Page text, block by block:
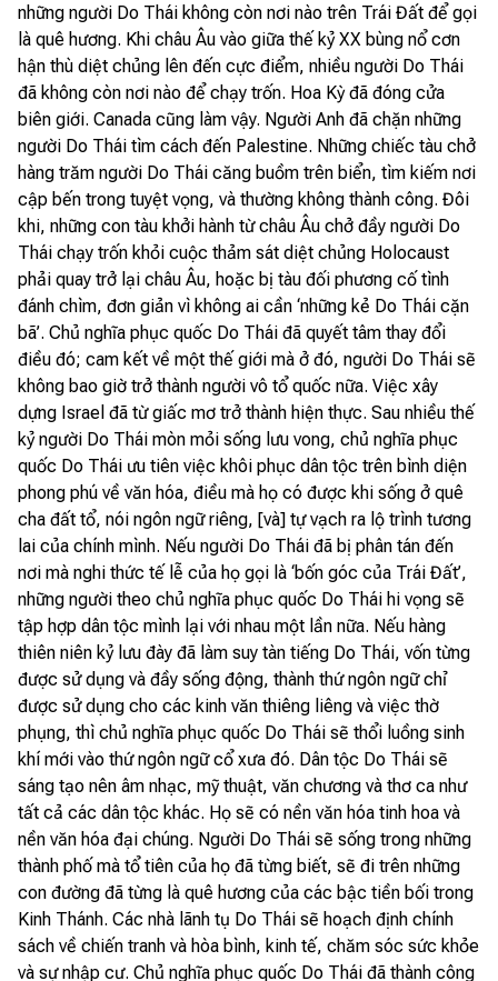
những người Do Thái không còn nơi nào trên Trái Đất để gọi
là quê hương. Khi châu Âu vào giữa thế kỷ XX bùng nổ cơn
hận thù diệt chủng lên đến cực điểm, nhiều người Do Thái
đã không còn nơi nào để chạy trốn. Hoa Kỳ đã đóng cửa
biên giới. Canada cũng làm vậy. Người Anh đã chặn những
người Do Thái tìm cách đến Palestine. Những chiếc tàu chở
hàng trăm người Do Thái căng buồm trên biển, tìm kiếm nơi
cập bến trong tuyệt vọng, và thường không thành công. Đôi
khi, những con tàu khởi hành từ châu Âu chở đầy người Do
Thái chạy trốn khỏi cuộc thảm sát diệt chủng Holocaust
phải quay trở lại châu Âu, hoặc bị tàu đối phương cố tình
đánh chìm, đơn giản vì không ai cần ‘những kẻ Do Thái cặn
bã’. Chủ nghĩa phục quốc Do Thái đã quyết tâm thay đổi
điều đó; cam kết về một thế giới mà ở đó, người Do Thái sẽ
không bao giờ trở thành người vô tổ quốc nữa. Việc xây
dựng Israel đã từ giấc mơ trở thành hiện thực. Sau nhiều thế
kỷ người Do Thái mòn mỏi sống lưu vong, chủ nghĩa phục
quốc Do Thái ưu tiên việc khôi phục dân tộc trên bình diện
phong phú về văn hóa, điều mà họ có được khi sống ở quê
cha đất tổ, nói ngôn ngữ riêng, [và] tự vạch ra lộ trình tương
lai của chính mình. Nếu người Do Thái đã bị phân tán đến
nơi mà nghi thức tế lễ của họ gọi là ‘bốn góc của Trái Đất’,
những người theo chủ nghĩa phục quốc Do Thái hi vọng sẽ
tập hợp dân tộc mình lại với nhau một lần nữa. Nếu hàng
thiên niên kỷ lưu đày đã làm suy tàn tiếng Do Thái, vốn từng
được sử dụng và đầy sống động, thành thứ ngôn ngữ chỉ
được sử dụng cho các kinh văn thiêng liêng và việc thờ
phụng, thì chủ nghĩa phục quốc Do Thái sẽ thổi luồng sinh
khí mới vào thứ ngôn ngữ cổ xưa đó. Dân tộc Do Thái sẽ
sáng tạo nên âm nhạc, mỹ thuật, văn chương và thơ ca như
tất cả các dân tộc khác. Họ sẽ có nền văn hóa tinh hoa và
nền văn hóa đại chúng. Người Do Thái sẽ sống trong những
thành phố mà tổ tiên của họ đã từng biết, sẽ đi trên những
con đường đã từng là quê hương của các bậc tiền bối trong
Kinh Thánh. Các nhà lãnh tụ Do Thái sẽ hoạch định chính
sách về chiến tranh và hòa bình, kinh tế, chăm sóc sức khỏe
và sự nhập cư. Chủ nghĩa phục quốc Do Thái đã thành công